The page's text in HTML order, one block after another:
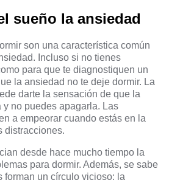
sueño la ansiedad
son una característica común
Incluso si no tienes
para que te diagnostiquen un
la ansiedad no te deje dormir. La
darte la sensación de que la
y no puedes apagarla. Las
a empeorar cuando estás en la
distracciones.
desde hace mucho tiempo la
para dormir. Además, se sabe
forman un círculo vicioso: la